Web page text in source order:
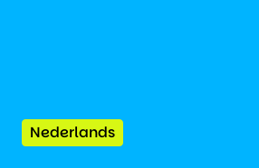
Nederlands